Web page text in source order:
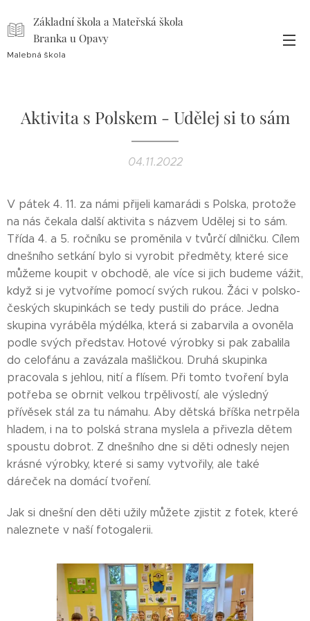
Základní škola a Mateřská škola
Branka u Opavy
Malebná škola
Aktivita s Polskem - Udělej si to sám
04.11.2022
V pátek 4. 11. za námi přijeli kamarádi s Polska, protože
na nás čekala další aktivita s názvem Udělej si to sám.
Třída 4. a 5. ročníku se proměnila v tvůrčí dílničku. Cílem
dnešního setkání bylo si vyrobit předměty, které sice
můžeme koupit v obchodě, ale více si jich budeme vážit,
když si je vytvoříme pomocí svých rukou. Žáci v polsko-
českých skupinkách se tedy pustili do práce. Jedna
skupina vyráběla mýdélka, která si zabarvila a ovoněla
podle svých představ. Hotové výrobky si pak zabalila
do celofánu a zavázala mašličkou. Druhá skupinka
pracovala s jehlou, nití a flísem. Při tomto tvoření byla
potřeba se obrnit velkou trpělivostí, ale výsledný
přívěsek stál za tu námahu. Aby dětská bříška netrpěla
hladem, i na to polská strana myslela a přivezla dětem
spoustu dobrot. Z dnešního dne si děti odnesly nejen
krásné výrobky, které si samy vytvořily, ale také
dáreček na domácí tvoření.
Jak si dnešní den děti užily můžete zjistit z fotek, které
naleznete v naší fotogalerii.